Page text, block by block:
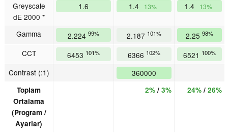
Greyscale
dE 2000 *
1.6 1.4 13% 1.4 13%
Gamma 2.224 99% 2.187 101% 2.25 98%
CCT 6453 101% 6366 102% 6521 100%
Contrast (:1) 360000
Toplam
Ortalama
(Program /
Ayarlar)
2%/ 3% 24%/ 26%